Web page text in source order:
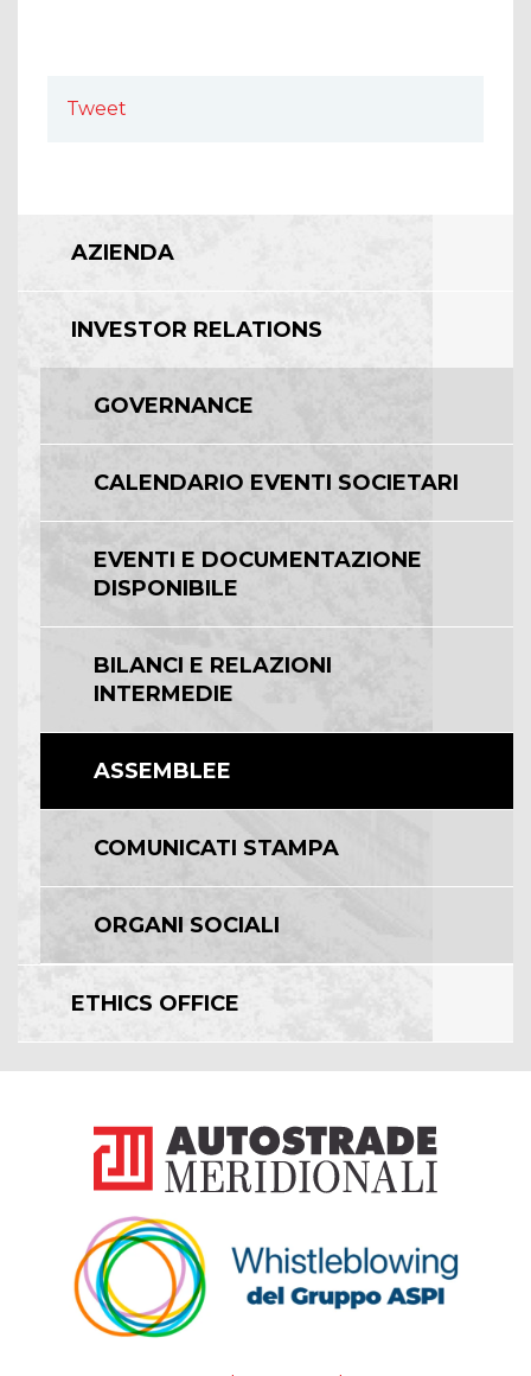
Tweet
AZIENDA
INVESTOR RELATIONS
GOVERNANCE
CALENDARIO EVENTI SOCIETARI
EVENTI E DOCUMENTAZIONE
DISPONIBILE
BILANCI E RELAZIONI
INTERMEDIE
ASSEMBLEE
COMUNICATI STAMPA
ORGANI SOCIALI
ETHICS OFFICE